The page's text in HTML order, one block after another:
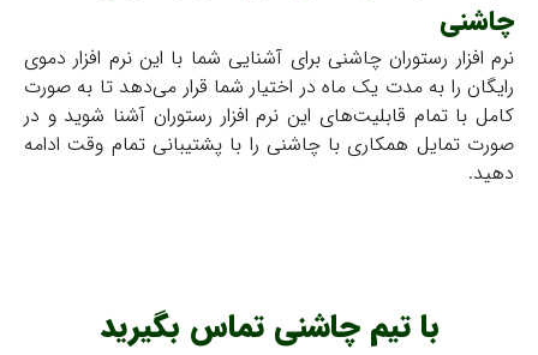
چاشنی
نرم افزار رستوران چاشنی برای آشنایی شما با این نرم افزار دموی
رایگان را به مدت یک ماه در اختیار شما قرار می‌دهد تا به صورت
کامل با تمام قابلیت‌های این نرم افزار رستوران آشنا شوید و در
صورت تمایل همکاری با چاشنی را با پشتیبانی تمام وقت ادامه
دهید.
با تیم چاشنی تماس بگیرید